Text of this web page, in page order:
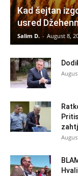
Kad šejtan
usred
Salim D. - August 8,